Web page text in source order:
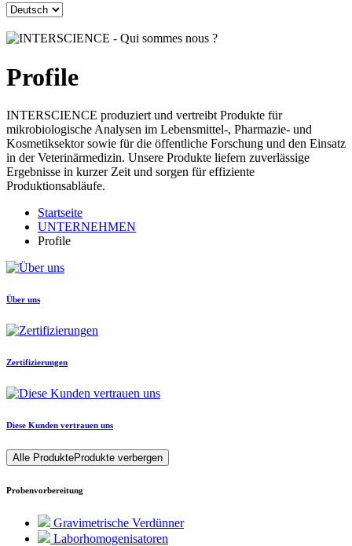
Profile
INTERSCIENCE produziert und vertreibt Produkte für
mikrobiologische Analysen im Lebensmittel-, Pharmazie- und
Kosmetiksektor sowie für die öffentliche Forschung und den Einsatz
in der Veterinärmedizin. Unsere Produkte liefern zuverlässige
Ergebnisse in kurzer Zeit und sorgen für effiziente
Produktionsabläufe.
Startseite
UNTERNEHMEN
Profile
Über uns
Zertifizierungen
Diese Kunden vertrauen uns
Alle ProdukteProdukte verbergen
Probenvorbereitung
Gravimetrische Verdünner
Laborhomogenisatoren